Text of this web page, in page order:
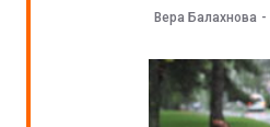
Вера Балахнова